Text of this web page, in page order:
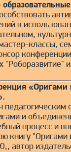
к
классы,
"Роборазвитие"
и
процесс и
книгу
автор